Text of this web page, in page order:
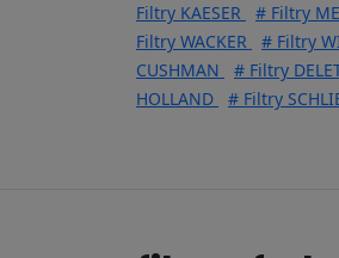
Filtry KAESER
# Filtry
Filtry WACKER
# Filtry
CUSHMAN
# Filtry
HOLLAND
# Filtry